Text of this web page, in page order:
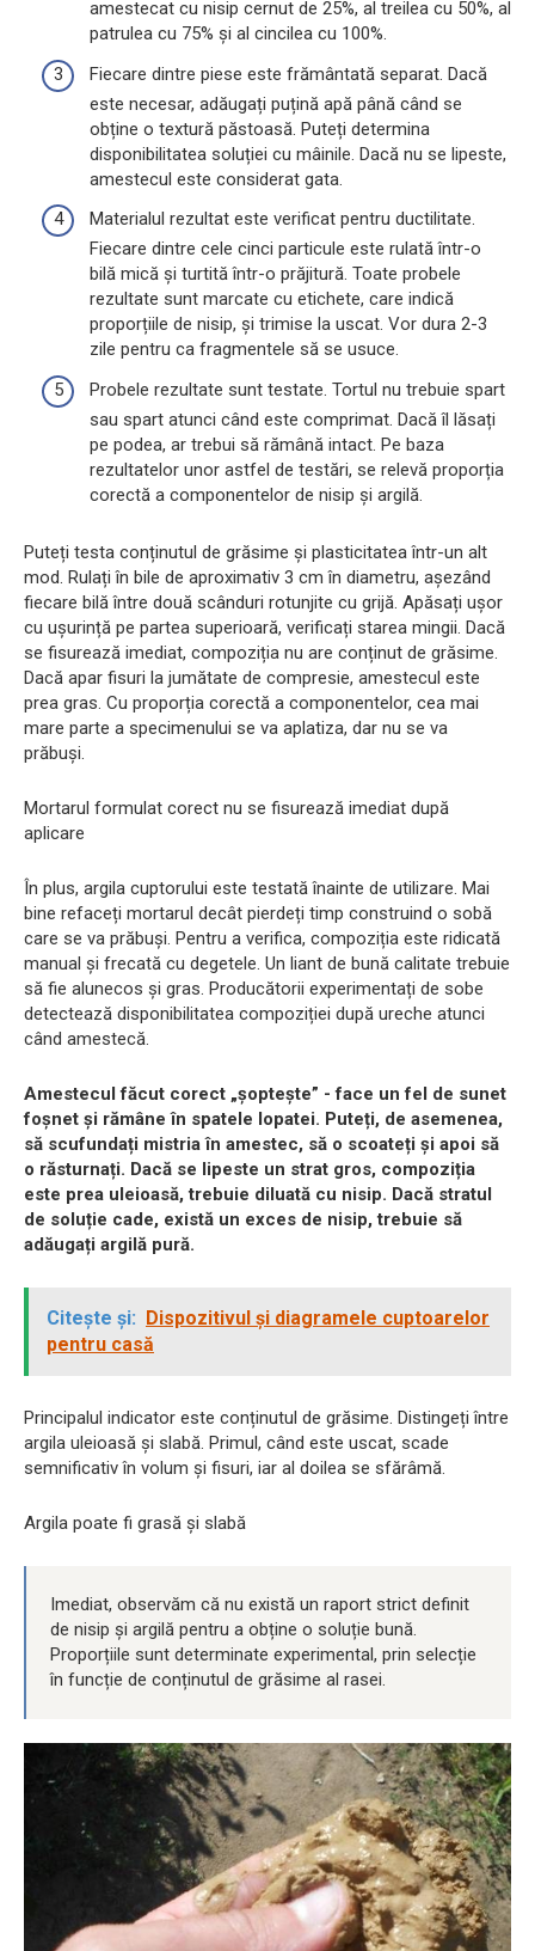
amestecat cu nisip cernut de 25%, al treilea cu 50%, al
patrulea cu 75% și al cincilea cu 100%.
Fiecare dintre piese este frământată separat. Dacă
este necesar, adăugați puțină apă până când se
obține o textură păstoasă. Puteți determina
disponibilitatea soluției cu mâinile. Dacă nu se lipeste,
amestecul este considerat gata.
Materialul rezultat este verificat pentru ductilitate.
Fiecare dintre cele cinci particule este rulată într-o
bilă mică și turtită într-o prăjitură. Toate probele
rezultate sunt marcate cu etichete, care indică
proporțiile de nisip, și trimise la uscat. Vor dura 2-3
zile pentru ca fragmentele să se usuce.
Probele rezultate sunt testate. Tortul nu trebuie spart
sau spart atunci când este comprimat. Dacă îl lăsați
pe podea, ar trebui să rămână intact. Pe baza
rezultatelor unor astfel de testări, se relevă proporția
corectă a componentelor de nisip și argilă.
Puteți testa conținutul de grăsime și plasticitatea într-un alt
mod. Rulați în bile de aproximativ 3 cm în diametru, așezând
fiecare bilă între două scânduri rotunjite cu grijă. Apăsați ușor
cu ușurință pe partea superioară, verificați starea mingii. Dacă
se fisurează imediat, compoziția nu are conținut de grăsime.
Dacă apar fisuri la jumătate de compresie, amestecul este
prea gras. Cu proporția corectă a componentelor, cea mai
mare parte a specimenului se va aplatiza, dar nu se va
prăbuși.
Mortarul formulat corect nu se fisurează imediat după
aplicare
În plus, argila cuptorului este testată înainte de utilizare. Mai
bine refaceți mortarul decât pierdeți timp construind o sobă
care se va prăbuși. Pentru a verifica, compoziția este ridicată
manual și frecată cu degetele. Un liant de bună calitate trebuie
să fie alunecos și gras. Producătorii experimentați de sobe
detectează disponibilitatea compoziției după ureche atunci
când amestecă.
Amestecul făcut corect „șoptește” - face un fel de sunet
foșnet și rămâne în spatele lopatei. Puteți, de asemenea,
să scufundați mistria în amestec, să o scoateți și apoi să
o răsturnați. Dacă se lipeste un strat gros, compoziția
este prea uleioasă, trebuie diluată cu nisip. Dacă stratul
de soluție cade, există un exces de nisip, trebuie să
adăugați argilă pură.
Citește și: Dispozitivul și diagramele cuptoarelor
pentru casă
Principalul indicator este conținutul de grăsime. Distingeți între
argila uleioasă și slabă. Primul, când este uscat, scade
semnificativ în volum și fisuri, iar al doilea se sfărâmă.
Argila poate fi grasă și slabă
Imediat, observăm că nu există un raport strict definit
de nisip și argilă pentru a obține o soluție bună.
Proporțiile sunt determinate experimental, prin selecție
în funcție de conținutul de grăsime al rasei.